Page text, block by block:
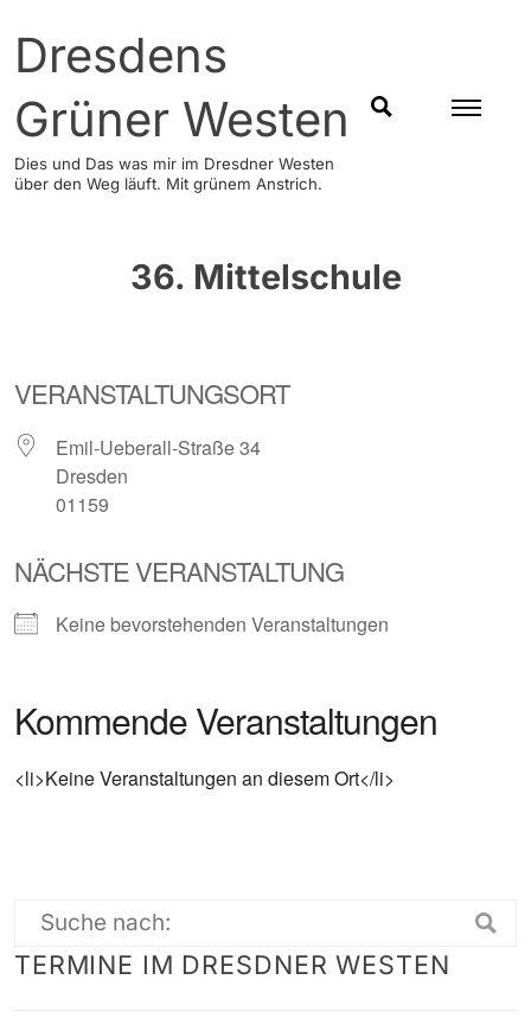
content
Dresdens
Grüner Westen
Dies und Das was mir im Dresdner Westen
über den Weg läuft. Mit grünem Anstrich.
SUCHEN
36. Mittelschule
VERANSTALTUNGSORT
Emil-Ueberall-Straße 34
Dresden
01159
NÄCHSTE VERANSTALTUNG
Keine bevorstehenden Veranstaltungen
Kommende Veranstaltungen
<li>Keine Veranstaltungen an diesem Ort</li>
Suche
nach:
TERMINE IM DRESDNER WESTEN